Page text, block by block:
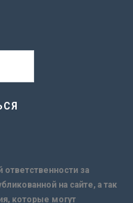
ответственности за
на сайте, а так
которые могут